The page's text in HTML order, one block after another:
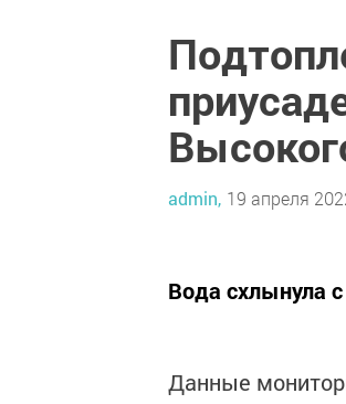
admin, 19 апреля
Вода схлынула
Данные